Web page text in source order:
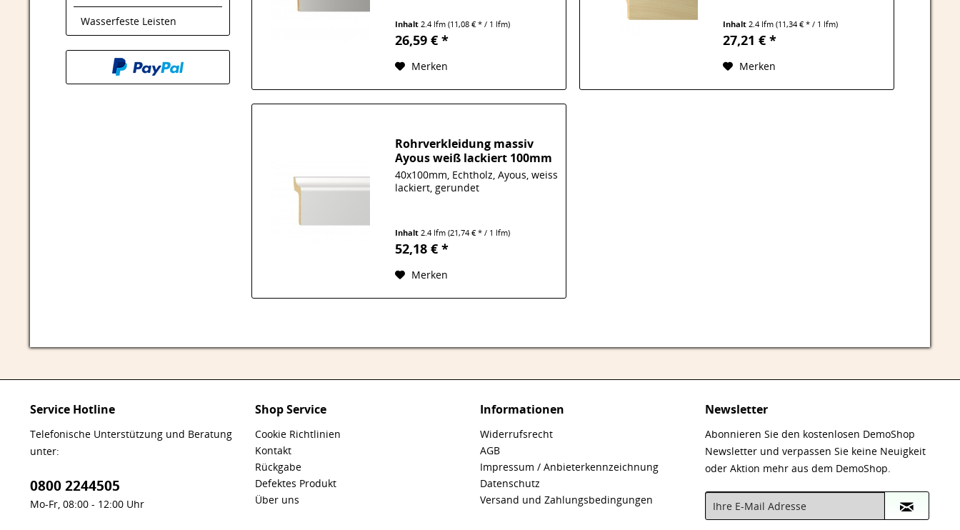
Wasserfeste Leisten Inhalt2.4 lfm(11,08 € * / 1 lfm)
26,59 € *
Merken
Inhalt2.4 lfm(11,34 € * / 1 lfm)
27,21 € *
Merken
Rohrverkleidung massiv
Ayous weiß lackiert 100mm
40x100mm, Echtholz, Ayous, weiss
lackiert, gerundet
Inhalt2.4 lfm(21,74 € * / 1 lfm)
52,18 € *
Merken
Service Hotline
Telefonische Unterstützung und Beratung
unter:
0800 2244505
Mo-Fr, 08:00 - 12:00 Uhr
Shop Service
Cookie Richtlinien
Kontakt
Rückgabe
Defektes Produkt
Über uns
Informationen
Widerrufsrecht
AGB
Impressum / Anbieterkennzeichnung
Datenschutz
Versand und Zahlungsbedingungen
Newsletter
Abonnieren Sie den kostenlosen DemoShop
Newsletter und verpassen Sie keine Neuigkeit
oder Aktion mehr aus dem DemoShop.